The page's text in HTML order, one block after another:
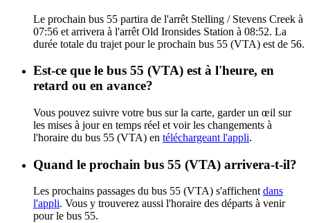
Le prochain bus 55 partira de l'arrêt Stelling / Stevens Creek à
07:56 et arrivera à l'arrêt Old Ironsides Station à 08:52. La
durée totale du trajet pour le prochain bus 55 (VTA) est de 56.
Est-ce que le bus 55 (VTA) est à l'heure, en
retard ou en avance?
Vous pouvez suivre votre bus sur la carte, garder un œil sur
les mises à jour en temps réel et voir les changements à
l'horaire du bus 55 (VTA) en téléchargeant l'appli.
Quand le prochain bus 55 (VTA) arrivera-t-il?
Les prochains passages du bus 55 (VTA) s'affichent dans
l'appli. Vous y trouverez aussi l'horaire des départs à venir
pour le bus 55.